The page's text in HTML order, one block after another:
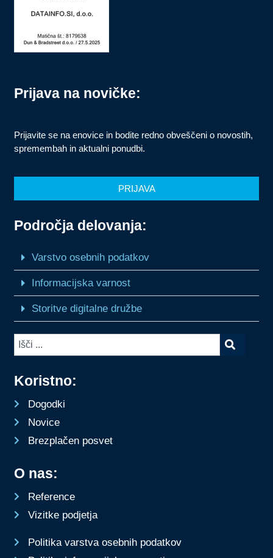
O nas:
Reference
Vizitke podjetja
Politika varstva osebnih podatkov
Koristno:
Dogodki
Novice
Brezplačen posvet
Področja delovanja:
Varstvo osebnih podatkov
Informacijska varnost
Storitve digitalne družbe
Prijava na novičke:
Prijavite se na enovice in bodite redno obveščeni o novostih,
spremembah in aktualni ponudbi.
PRIJAVA